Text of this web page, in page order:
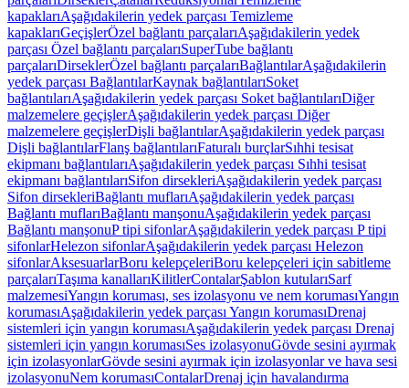
kapaklarıAşağıdakilerin yedek parçası Temizleme
kapaklarıGeçişlerÖzel bağlantı parçalarıAşağıdakilerin yedek
parçası Özel bağlantı parçalarıSuperTube bağlantı
parçalarıDirseklerÖzel bağlantı parçalarıBağlantılarAşağıdakilerin
yedek parçası BağlantılarKaynak bağlantılarıSoket
bağlantılarıAşağıdakilerin yedek parçası Soket bağlantılarıDiğer
malzemelere geçişlerAşağıdakilerin yedek parçası Diğer
malzemelere geçişlerDişli bağlantılarAşağıdakilerin yedek parçası
Dişli bağlantılarFlanş bağlantılarıFaturalı burçlarSıhhi tesisat
ekipmanı bağlantılarıAşağıdakilerin yedek parçası Sıhhi tesisat
ekipmanı bağlantılarıSifon dirsekleriAşağıdakilerin yedek parçası
Sifon dirsekleriBağlantı muflarıAşağıdakilerin yedek parçası
Bağlantı muflarıBağlantı manşonuAşağıdakilerin yedek parçası
Bağlantı manşonuP tipi sifonlarAşağıdakilerin yedek parçası P tipi
sifonlarHelezon sifonlarAşağıdakilerin yedek parçası Helezon
sifonlarAksesuarlarBoru kelepçeleriBoru kelepçeleri için sabitleme
parçalarıTaşıma kanallarıKilitlerContalarŞablon kutularıSarf
malzemesiYangın koruması, ses izolasyonu ve nem korumasıYangın
korumasıAşağıdakilerin yedek parçası Yangın korumasıDrenaj
sistemleri için yangın korumasıAşağıdakilerin yedek parçası Drenaj
sistemleri için yangın korumasıSes izolasyonuGövde sesini ayırmak
için izolasyonlarGövde sesini ayırmak için izolasyonlar ve hava sesi
izolasyonuNem korumasıContalarDrenaj için havalandırma